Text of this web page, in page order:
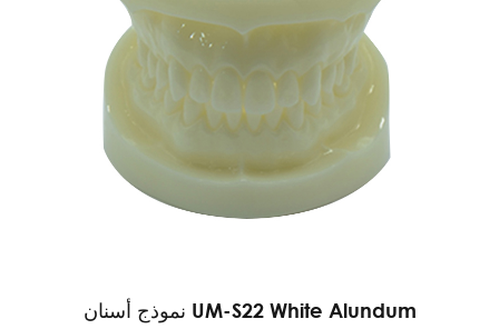
نموذج أسنان UM-S22 White Alundum